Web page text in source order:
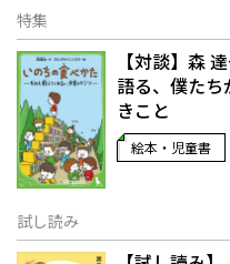
特集
【対談】森
語る、僕た
きこと
絵本・児童書
試し読み